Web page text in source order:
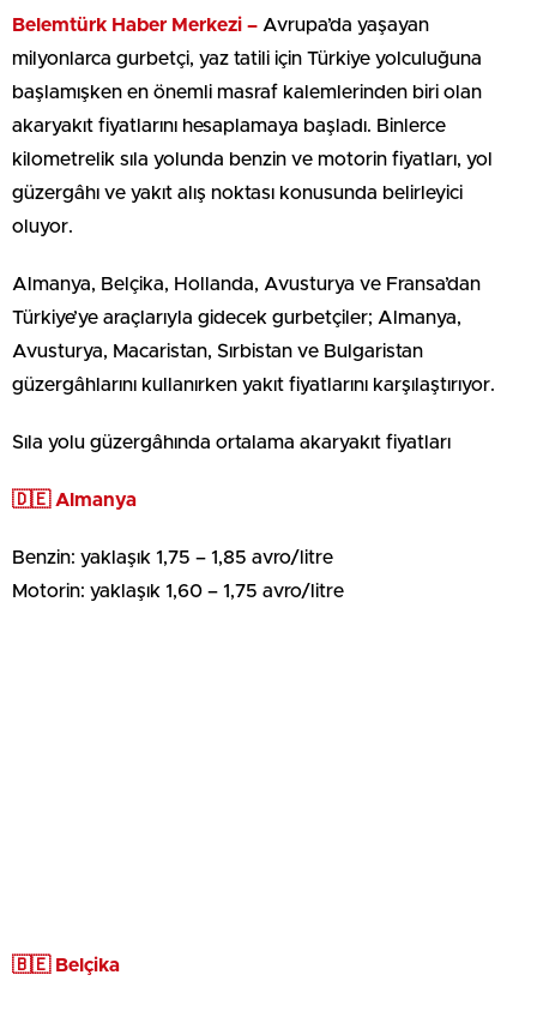
Belemtürk Haber Merkezi – Avrupa’da yaşayan
milyonlarca gurbetçi, yaz tatili için Türkiye yolculuğuna
başlamışken en önemli masraf kalemlerinden biri olan
akaryakıt fiyatlarını hesaplamaya başladı. Binlerce
kilometrelik sıla yolunda benzin ve motorin fiyatları, yol
güzergâhı ve yakıt alış noktası konusunda belirleyici
oluyor.
Almanya, Belçika, Hollanda, Avusturya ve Fransa’dan
Türkiye’ye araçlarıyla gidecek gurbetçiler; Almanya,
Avusturya, Macaristan, Sırbistan ve Bulgaristan
güzergâhlarını kullanırken yakıt fiyatlarını karşılaştırıyor.
Sıla yolu güzergâhında ortalama akaryakıt fiyatları
🇩🇪 Almanya
Benzin: yaklaşık 1,75 – 1,85 avro/litre
Motorin: yaklaşık 1,60 – 1,75 avro/litre
🇧🇪 Belçika